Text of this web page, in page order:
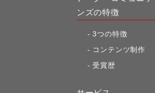
ンズの特徴
3つの特徴
コンテンツ制作
受賞歴